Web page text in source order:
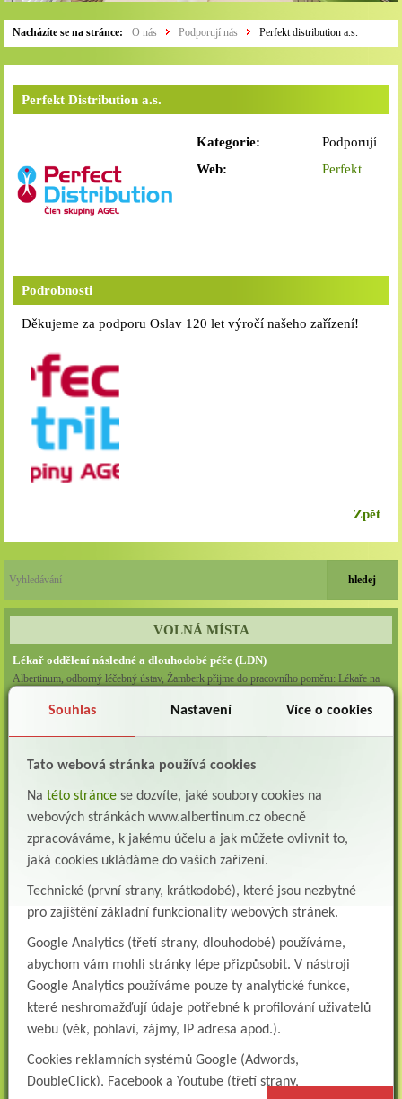
Nacházíte se na stránce: O nás Podporují nás Perfekt distribution a.s.
Perfekt Distribution a.s.
Kategorie:
Podporují
nás
Web:
Perfekt
Podrobnosti
Děkujeme za podporu Oslav 120 let výročí našeho zařízení!
Zpět
VOLNÁ MÍSTA
Lékař oddělení následné a dlouhodobé péče (LDN)
Albertinum, odborný léčebný ústav, Žamberk přijme do pracovního poměru: Lékaře na
oddělení psychiatrie ...
Lékař oddělení pneumologie a ftizeologie (plicní oddělení)
Albertinum, odborný léčebný ústav, Žamberk přijme do pracovního poměru: Lékaře na
oddělení pneumologie a ftizeologie (pl...
Všeobecná/praktická sestra na LDN
lůžkové oddělení následné a dlouhodobé pé...
Albertinum, odborný léčebný ústav, přijme do pracovního poměru: VŠEOBECNÁ
SESTRA na oddělení pneumologie a ftizeologiePr...
Logoped/klinický logoped
Albertinum, OLÚ, Žamberk přijme
KLINICKÉHO LOGOPEDA Nab...
Ergoterapeut/ka
Albertinum, odborný léčebný ústav, přijme do pracovního
Souhlas Nastavení Více o cookies
Tato webová stránka používá cookies
Na této stránce se dozvíte, jaké soubory cookies na
webových stránkách www.albertinum.cz obecně
zpracováváme, k jakému účelu a jak můžete ovlivnit to,
jaká cookies ukládáme do vašich zařízení.
Technické (první strany, krátkodobé), které jsou nezbytné
pro zajištění základní funkcionality webových stránek.
Google Analytics (třetí strany, dlouhodobé) používáme,
abychom vám mohli stránky lépe přizpůsobit. V nástroji
Google Analytics používáme pouze ty analytické funkce,
které neshromažďují údaje potřebné k profilování uživatelů
webu (věk, pohlaví, zájmy, IP adresa apod.).
Cookies reklamních systémů Google (Adwords,
DoubleClick), Facebook a Youtube (třetí strany,